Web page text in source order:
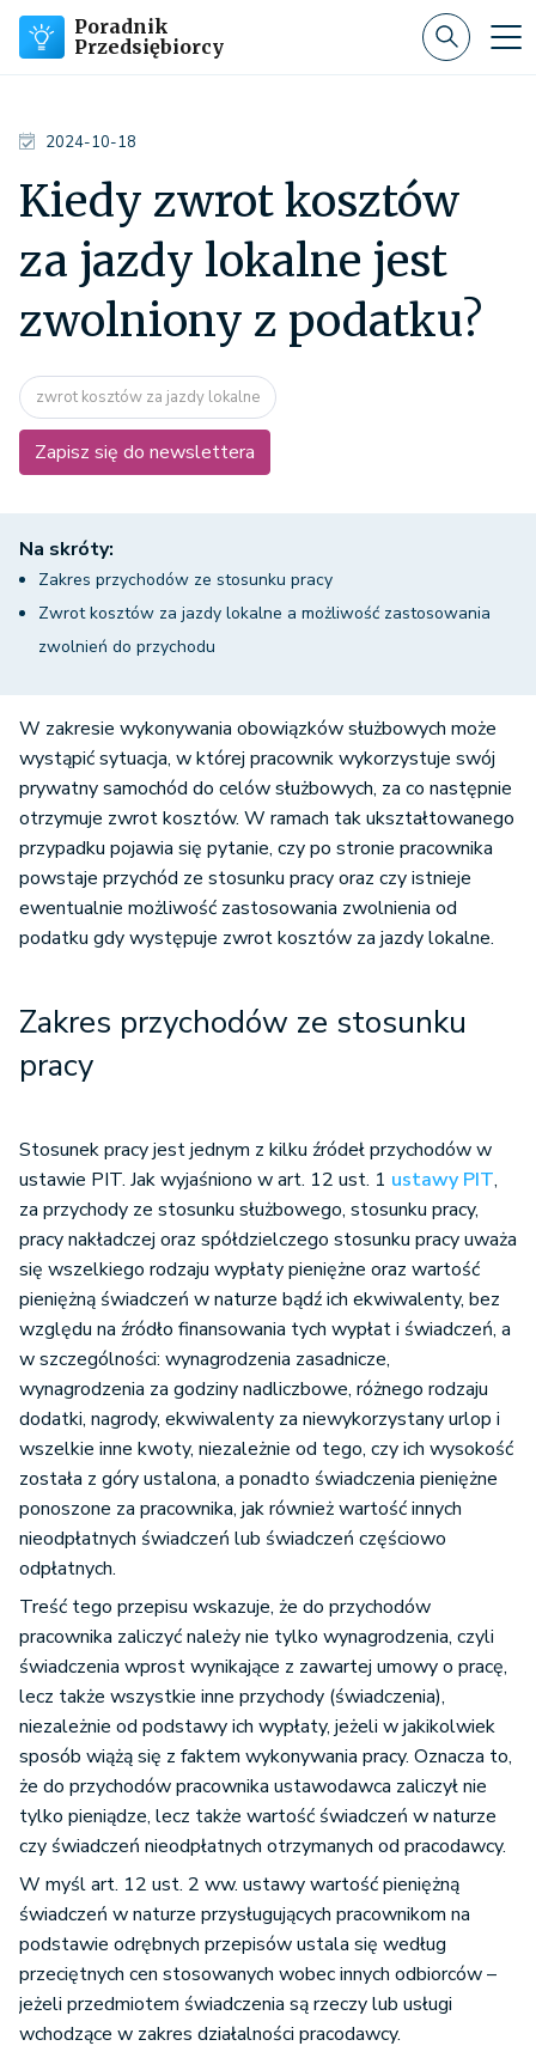
Poradnik
Przedsiębiorcy
2024-10-18
Kiedy zwrot kosztów
za jazdy lokalne jest
zwolniony z podatku?
zwrot kosztów za jazdy lokalne
Zapisz się do newslettera
Na skróty:
Zakres przychodów ze stosunku pracy
Zwrot kosztów za jazdy lokalne a możliwość zastosowania
zwolnień do przychodu
W zakresie wykonywania obowiązków służbowych może
wystąpić sytuacja, w której pracownik wykorzystuje swój
prywatny samochód do celów służbowych, za co następnie
otrzymuje zwrot kosztów. W ramach tak ukształtowanego
przypadku pojawia się pytanie, czy po stronie pracownika
powstaje przychód ze stosunku pracy oraz czy istnieje
ewentualnie możliwość zastosowania zwolnienia od
podatku gdy występuje zwrot kosztów za jazdy lokalne.
Zakres przychodów ze stosunku
pracy
Stosunek pracy jest jednym z kilku źródeł przychodów w
ustawie PIT. Jak wyjaśniono w art. 12 ust. 1 ustawy PIT,
za przychody ze stosunku służbowego, stosunku pracy,
pracy nakładczej oraz spółdzielczego stosunku pracy uważa
się wszelkiego rodzaju wypłaty pieniężne oraz wartość
pieniężną świadczeń w naturze bądź ich ekwiwalenty, bez
względu na źródło finansowania tych wypłat i świadczeń, a
w szczególności: wynagrodzenia zasadnicze,
wynagrodzenia za godziny nadliczbowe, różnego rodzaju
dodatki, nagrody, ekwiwalenty za niewykorzystany urlop i
wszelkie inne kwoty, niezależnie od tego, czy ich wysokość
została z góry ustalona, a ponadto świadczenia pieniężne
ponoszone za pracownika, jak również wartość innych
nieodpłatnych świadczeń lub świadczeń częściowo
odpłatnych.
Treść tego przepisu wskazuje, że do przychodów
pracownika zaliczyć należy nie tylko wynagrodzenia, czyli
świadczenia wprost wynikające z zawartej umowy o pracę,
lecz także wszystkie inne przychody (świadczenia),
niezależnie od podstawy ich wypłaty, jeżeli w jakikolwiek
sposób wiążą się z faktem wykonywania pracy. Oznacza to,
że do przychodów pracownika ustawodawca zaliczył nie
tylko pieniądze, lecz także wartość świadczeń w naturze
czy świadczeń nieodpłatnych otrzymanych od pracodawcy.
W myśl art. 12 ust. 2 ww. ustawy wartość pieniężną
świadczeń w naturze przysługujących pracownikom na
podstawie odrębnych przepisów ustala się według
przeciętnych cen stosowanych wobec innych odbiorców –
jeżeli przedmiotem świadczenia są rzeczy lub usługi
wchodzące w zakres działalności pracodawcy.